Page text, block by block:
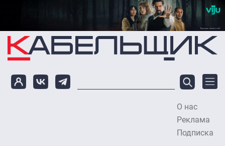
Перейти к основному содержанию
О нас
Реклама
Подписка